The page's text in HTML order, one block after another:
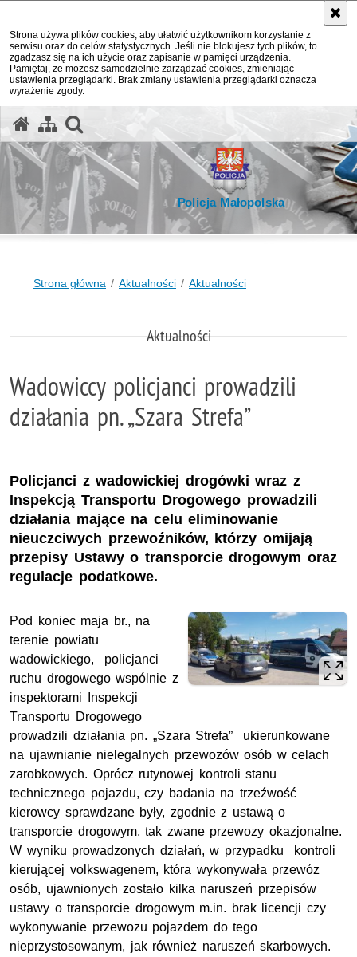
Strona używa plików cookies, aby ułatwić użytkownikom korzystanie z
serwisu oraz do celów statystycznych. Jeśli nie blokujesz tych plików, to
zgadzasz się na ich użycie oraz zapisanie w pamięci urządzenia.
Pamiętaj, że możesz samodzielnie zarządzać cookies, zmieniając
ustawienia przeglądarki. Brak zmiany ustawienia przeglądarki oznacza
wyrażenie zgody.
Policja Małopolska
Strona główna Aktualności Aktualności
Aktualności
Wadowiccy policjanci prowadzili
działania pn. „Szara Strefa”
Policjanci z wadowickiej drogówki wraz z
Inspekcją Transportu Drogowego prowadzili
działania mające na celu eliminowanie
nieuczciwych przewoźników, którzy omijają
przepisy Ustawy o transporcie drogowym oraz
regulacje podatkowe.
Pod koniec maja br., na
terenie powiatu
wadowickiego, policjanci
ruchu drogowego wspólnie z
inspektorami Inspekcji
Transportu Drogowego
prowadzili działania pn. „Szara Strefa” ukierunkowane
na ujawnianie nielegalnych przewozów osób w celach
zarobkowych. Oprócz rutynowej kontroli stanu
technicznego pojazdu, czy badania na trzeźwość
kierowcy sprawdzane były, zgodnie z ustawą o
transporcie drogowym, tak zwane przewozy okazjonalne.
W wyniku prowadzonych działań, w przypadku kontroli
kierującej volkswagenem, która wykonywała przewóz
osób, ujawnionych zostało kilka naruszeń przepisów
ustawy o transporcie drogowym m.in. brak licencji czy
wykonywanie przewozu pojazdem do tego
nieprzystosowanym, jak również naruszeń skarbowych.